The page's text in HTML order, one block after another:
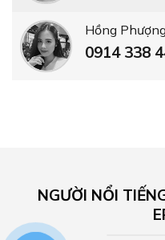
Hồng Phượng
0914 338
NGƯỜI NỔI